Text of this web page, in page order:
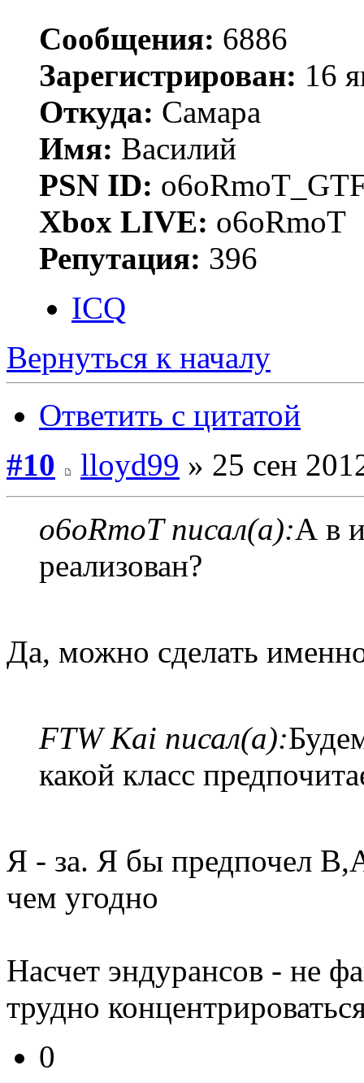
Сообщения: 6886
Зарегистрирован: 16
Откуда: Самара
Имя: Василий
PSN ID:
Xbox LIVE: o6oRmoT
Репутация: 396
ICQ
Вернуться к началу
Ответить с цитатой
#10
lloyd99 » 25 сен
o6oRmoT писал(а):А в
реализован?
Да, можно сделать
FTW Kai писал(а):
какой класс
Я - за. Я бы предпочел
чем угодно
Насчет эндурансов - не
трудно
0